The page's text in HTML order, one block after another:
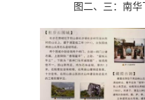
图二、三：南